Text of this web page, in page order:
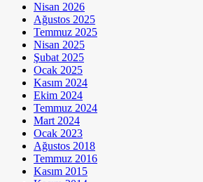
Nisan 2026
Ağustos 2025
Temmuz 2025
Nisan 2025
Şubat 2025
Ocak 2025
Kasım 2024
Ekim 2024
Temmuz 2024
Mart 2024
Ocak 2023
Ağustos 2018
Temmuz 2016
Kasım 2015